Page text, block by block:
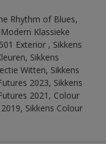
Rhythm of Blues,
Klassieke
Exterior , Sikkens
Sikkens
Witten, Sikkens
2023, Sikkens
2021, Colour
Sikkens Colour